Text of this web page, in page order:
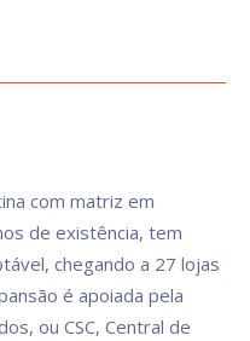
com matriz em
de existência, tem
chegando a 27 lojas
é apoiada pela
ou CSC, Central de